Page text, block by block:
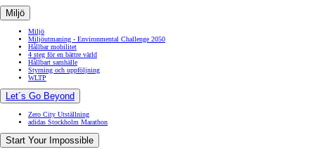
Miljö
Miljö
Miljöutmaning - Environmental Challenge 2050
Hållbar mobilitet
4 steg för en bättre värld
Hållbart samhälle
Styrning och uppföljning
WLTP
Let´s Go Beyond
Zero City Utställning
adidas Stockholm Marathon
Start Your Impossible